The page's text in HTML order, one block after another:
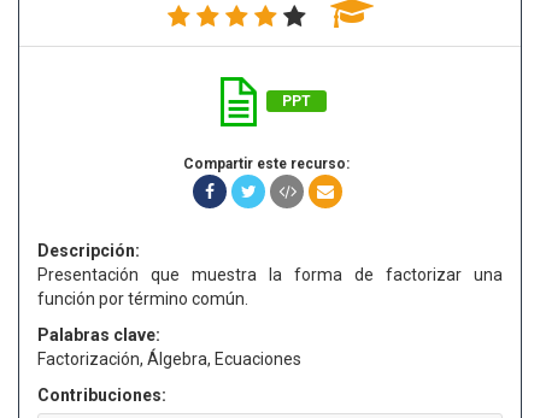
PPT
Compartir este recurso:
Descripción:
Presentación que muestra la forma de factorizar una
función por término común.
Palabras clave:
Factorización, Álgebra, Ecuaciones
Contribuciones: